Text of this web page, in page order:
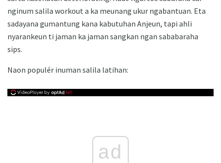
nginum salila workout a ka meunang ukur ngabantuan. Eta
sadayana gumantung kana kabutuhan Anjeun, tapi ahli
nyarankeun ti jaman ka jaman sangkan ngan sababaraha
sips.
Naon populér inuman salila latihan:
ad